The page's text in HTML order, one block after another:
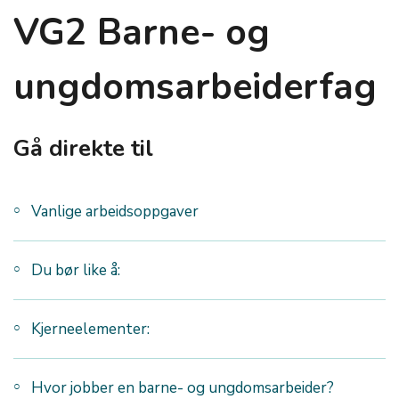
VG2 Barne- og
ungdomsarbeiderfag
Gå direkte til
Vanlige arbeidsoppgaver
Du bør like å:
Kjerneelementer:
Hvor jobber en barne- og ungdomsarbeider?